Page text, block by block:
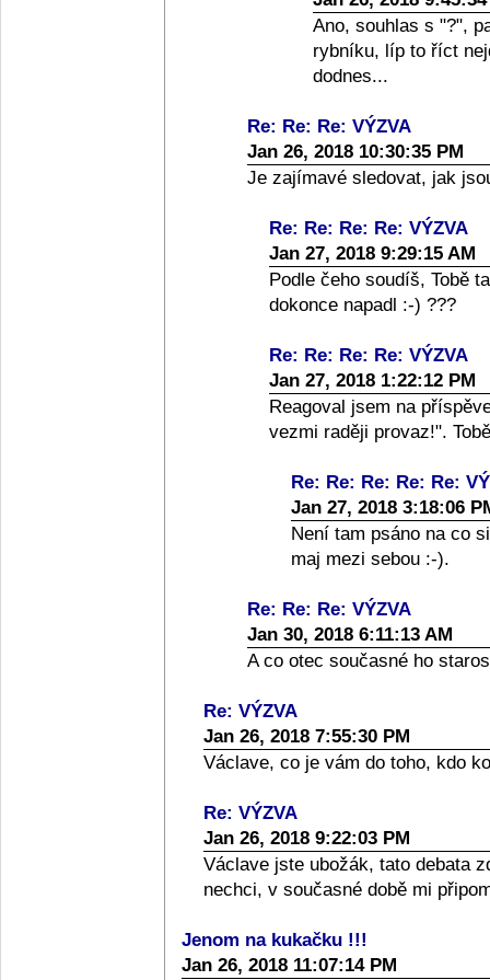
Ano, souhlas s "?",
rybníku, líp to říct
dodnes...
Re: Re: Re: VÝZVA
Jan 26, 2018 10:30:35 PM
Je zajímavé sledovat, jak
Re: Re: Re: Re: VÝZVA
Jan 27, 2018 9:29:15 AM
Podle čeho soudíš, Tobě
dokonce napadl :-) ???
Re: Re: Re: Re: VÝZVA
Jan 27, 2018 1:22:12 PM
Reagoval jsem na
vezmi raději provaz!".
Re: Re: Re: Re: Re:
Jan 27, 2018 3:18:06
Není tam psáno na co
maj mezi sebou :-).
Re: Re: Re: VÝZVA
Jan 30, 2018 6:11:13 AM
A co otec současné ho
Re: VÝZVA
Jan 26, 2018 7:55:30 PM
Václave, co je vám do toho, kdo
Re: VÝZVA
Jan 26, 2018 9:22:03 PM
Václave jste ubožák, tato debata
nechci, v současné době mi
Jenom na kukačku !!!
Jan 26, 2018 11:07:14 PM